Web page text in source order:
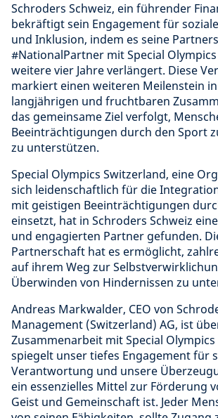
Schroders Schweiz, ein führender
bekräftigt sein Engagement für
und Inklusion, indem es seine
#NationalPartner mit Special
weitere vier Jahre verlängert. Diese
markiert einen weiteren Meilenstein
langjährigen und fruchtbaren
das gemeinsame Ziel verfolgt,
Beeinträchtigungen durch den Sport
zu unterstützen.
Special Olympics Switzerland, eine
sich leidenschaftlich für die
mit geistigen Beeinträchtigungen
einsetzt, hat in Schroders Schweiz
und engagierten Partner gefunden.
Partnerschaft hat es ermöglicht,
auf ihrem Weg zur
Überwinden von Hindernissen zu
Andreas Markwalder, CEO von
Management (Switzerland) AG, ist
Zusammenarbeit mit Special
spiegelt unser tiefes Engagement für
Verantwortung und unsere
ein essenzielles Mittel zur Förderung
Geist und Gemeinschaft ist. Jeder